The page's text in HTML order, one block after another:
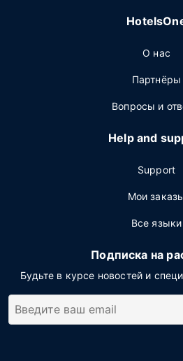
О нас
Партнёры
Вопросы и
Help and
Support
Мои
Все языки
Подписка на
Будьте в курсе новостей и